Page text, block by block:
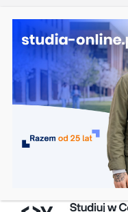
Ostatnie
wpisy:
Poznaniu
Turystyka